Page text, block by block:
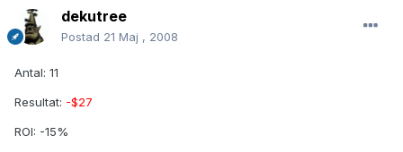
dekutree
Postad 21 Maj , 2008
Antal: 11
Resultat: -$27
ROI: -15%